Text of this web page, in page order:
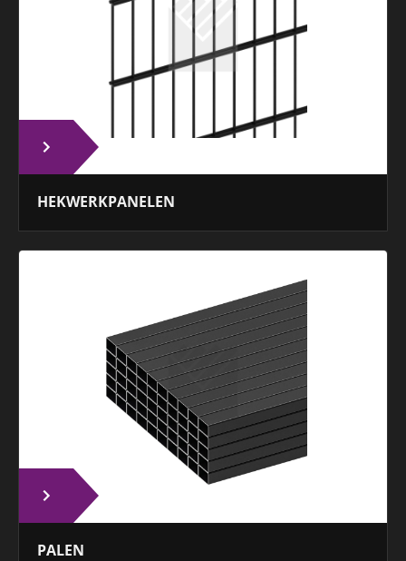
HEKWERKPANELEN
PALEN